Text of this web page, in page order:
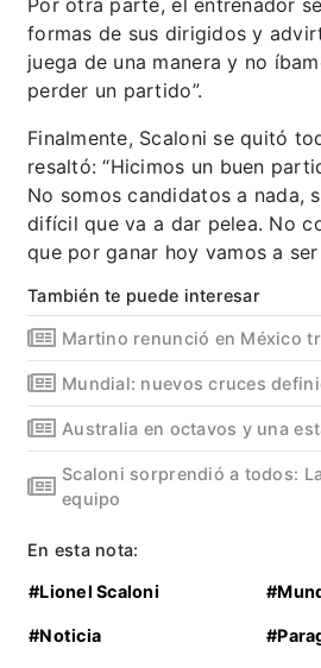
Por otra parte, el entrenador
formas de sus dirigidos y
juega de una manera y no
perder un partido”.
Finalmente, Scaloni se quitó
resaltó: “Hicimos un buen
No somos candidatos a nada,
difícil que va a dar pelea. No
que por ganar hoy vamos a ser
También te puede interesar
Martino renunció en México
Mundial: nuevos cruces
Australia en octavos y una
Scaloni sorprendió a todos:
equipo
En esta nota:
#Lionel Scaloni
#Noticia